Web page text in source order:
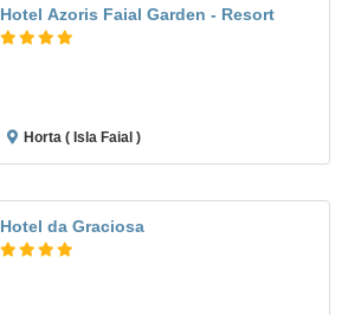
Hotel Azoris Faial Garden - Resort
Horta ( Isla Faial )
Hotel da Graciosa